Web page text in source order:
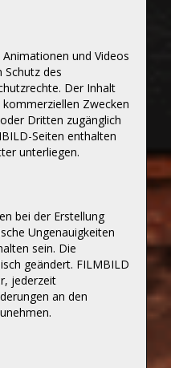
und Videos
Schutz des
Der Inhalt
Zwecken
Dritten zugänglich
Seiten enthalten
unterliegen.
bei der Erstellung
Ungenauigkeiten
sein. Die
geändert. FILMBILD
jederzeit
an den